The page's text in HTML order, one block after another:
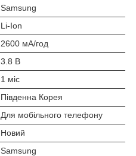
Samsung
Li-Ion
2600 мА/год
3.8 В
1 міс
Південна Корея
Для мобільного телефону
Новий
Samsung